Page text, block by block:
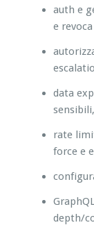
auth e
e revoca
data
rate
force e
depth/